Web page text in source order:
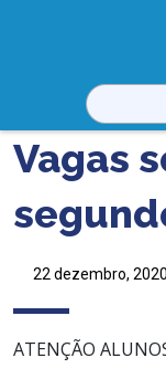
Pesquisar
por:
Vagas
22 dezembro, 2020
ATENÇÃO